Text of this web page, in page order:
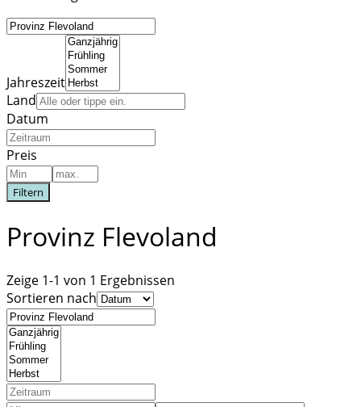
Jahreszeit
Land
Datum
Preis
Filtern
Provinz Flevoland
Zeige 1-1 von 1 Ergebnissen
Sortieren nach